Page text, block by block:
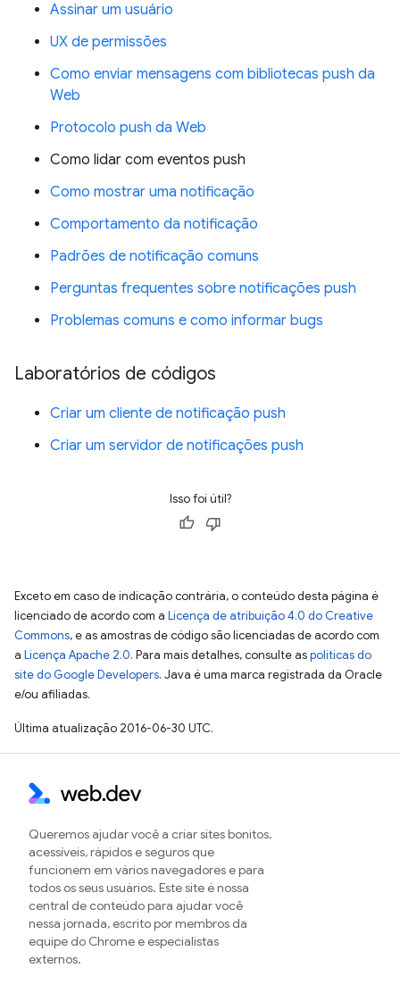
Assinar um usuário
UX de permissões
Como enviar mensagens com bibliotecas push da
Web
Protocolo push da Web
Como lidar com eventos push
Como mostrar uma notificação
Comportamento da notificação
Padrões de notificação comuns
Perguntas frequentes sobre notificações push
Problemas comuns e como informar bugs
Laboratórios de códigos
Criar um cliente de notificação push
Criar um servidor de notificações push
Isso foi útil?
Exceto em caso de indicação contrária, o conteúdo desta página é
licenciado de acordo com a Licença de atribuição 4.0 do Creative
Commons, e as amostras de código são licenciadas de acordo com
a Licença Apache 2.0. Para mais detalhes, consulte aspolíticas do
site do Google Developers. Java é uma marca registrada da Oracle
e/ou afiliadas.
Última atualização 2016-06-30 UTC.
Queremos ajudar você a criar sites bonitos,
acessíveis, rápidos e seguros que
funcionem em vários navegadores e para
todos os seus usuários. Este site é nossa
central de conteúdo para ajudar você
nessa jornada, escrito por membros da
equipe do Chrome e especialistas
externos.